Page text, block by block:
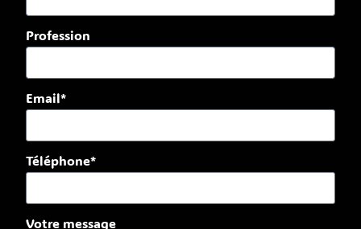
Profession
Email*
Téléphone*
Votre message